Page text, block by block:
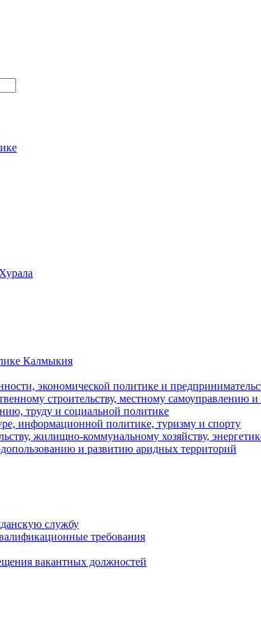
Калмыкия
экономической политике и
строительству, местному самоуправлению
труду и социальной политике
информационной политике, туризму и спорту
жилищно-коммунальному хозяйству,
и развитию аридных территорий
службу
требования
вакантных должностей